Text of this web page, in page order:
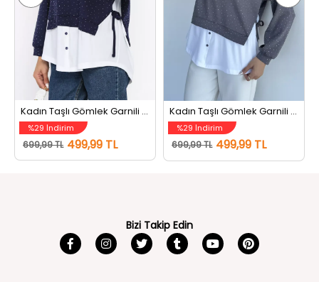
Kadın Taşlı Gömlek Garnili Sweatshirt Lacivert
%29 İndirim
699,99 TL 499,99 TL
Kadın Taşlı Gömlek Garnili Sweatshirt Gri
%29 İndirim
699,99 TL 499,99 TL
Bizi Takip Edin